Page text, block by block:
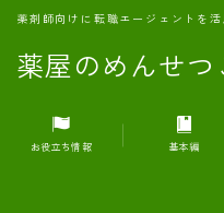
薬屋のめんせつ
薬剤師向けに転職エージェントを
MENU
1.転職エージェントとは
お役立ち情報 基本編